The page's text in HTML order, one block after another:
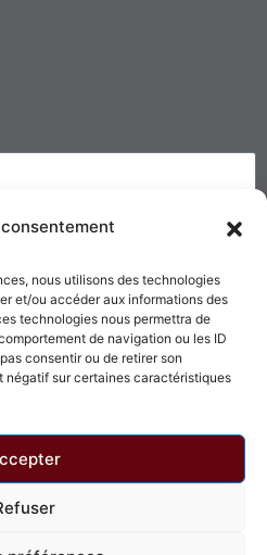
nous utilisons des technologies
et/ou accéder aux informations des
technologies nous permettra de
de navigation ou les ID
consentir ou de retirer son
sur certaines caractéristiques